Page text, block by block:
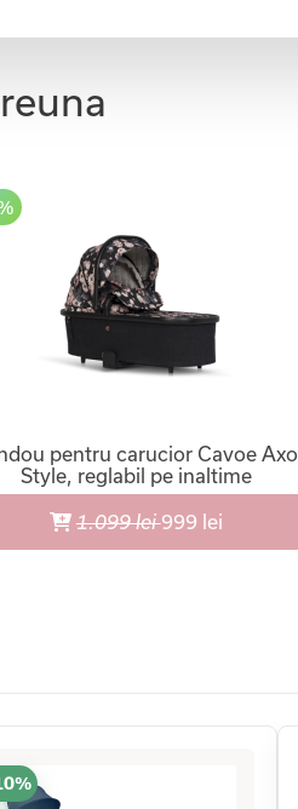
pentru carucior Cavoe Axo
Style, reglabil pe inaltime
1.099 lei999 lei